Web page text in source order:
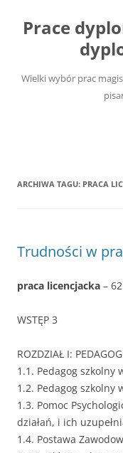
treści
Prace
Wielki wybór prac
ARCHIWA TAGU: PRACA
Trudności w
praca licencjacka –
WSTĘP 3
ROZDZIAŁ I:
1.1. Pedagog szkolny
1.2. Pedagog szkolny
1.3. Pomoc
działań, i ich
1.4. Postawa